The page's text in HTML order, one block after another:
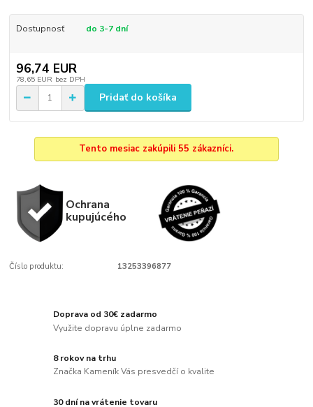
Dostupnosť do 3-7 dní
96,74 EUR
78,65 EUR bez DPH
Pridať do košíka
Tento mesiac zakúpili 55 zákazníci.
Ochrana
kupujúcého
Číslo produktu: 13253396877
Doprava od 30€ zadarmo
Využite dopravu úplne zadarmo
8 rokov na trhu
Značka Kameník Vás presvedčí o kvalite
30 dní na vrátenie tovaru